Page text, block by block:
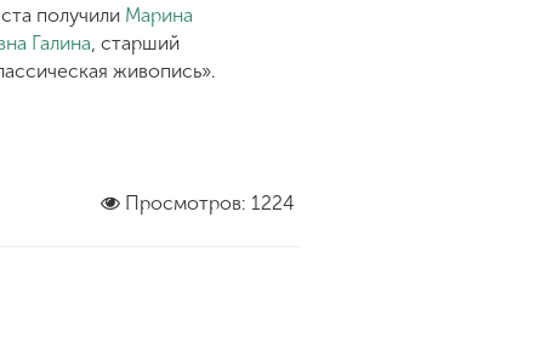
получили Марина
Галина, старший
живопись».
Просмотров: 1224